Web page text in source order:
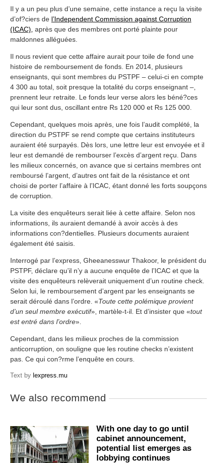
Il y a un peu plus d’une semaine, cette instance a reçu la visite
d’of?ciers de l’Independent Commission against Corruption
(ICAC), après que des membres ont porté plainte pour
maldonnes alléguées.
Il nous revient que cette affaire aurait pour toile de fond une
histoire de remboursement de fonds. En 2014, plusieurs
enseignants, qui sont membres du PSTPF – celui-ci en compte
4 300 au total, soit presque la totalité du corps enseignant –,
prennent leur retraite. Le fonds leur verse alors les béné?ces
qui leur sont dus, oscillant entre Rs 120 000 et Rs 125 000.
Cependant, quelques mois après, une fois l’audit complété, la
direction du PSTPF se rend compte que certains instituteurs
auraient été surpayés. Dès lors, une lettre leur est envoyée et il
leur est demandé de rembourser l’excès d’argent reçu. Dans
les milieux concernés, on avance que si certains membres ont
remboursé l’argent, d’autres ont fait de la résistance et ont
choisi de porter l’affaire à l’ICAC, étant donné les forts soupçons
de corruption.
La visite des enquêteurs serait liée à cette affaire. Selon nos
informations, ils auraient demandé à avoir accès à des
informations con?dentielles. Plusieurs documents auraient
également été saisis.
Interrogé par l’express, Gheeanesswur Thakoor, le président du
PSTPF, déclare qu’il n’y a aucune enquête de l’ICAC et que la
visite des enquêteurs relèverait uniquement d’un routine check.
Selon lui, le remboursement d’argent par les enseignants se
serait déroulé dans l’ordre. «Toute cette polémique provient
d’un seul membre exécutif», martèle-t-il. Et d’insister que «tout
est entré dans l’ordre».
Cependant, dans les milieux proches de la commission
anticorruption, on souligne que les routine checks n’existent
pas. Ce qui con?rme l’enquête en cours.
Text by lexpress.mu
We also recommend
With one day to go until
cabinet announcement,
potential list emerges as
lobbying continues